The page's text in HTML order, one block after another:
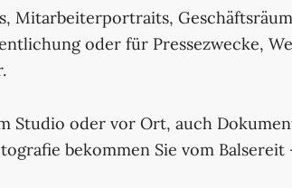
Mitarbeiterportraits,
oder für Pressezwecke,
Studio oder vor Ort, auch
bekommen Sie vom Balsereit